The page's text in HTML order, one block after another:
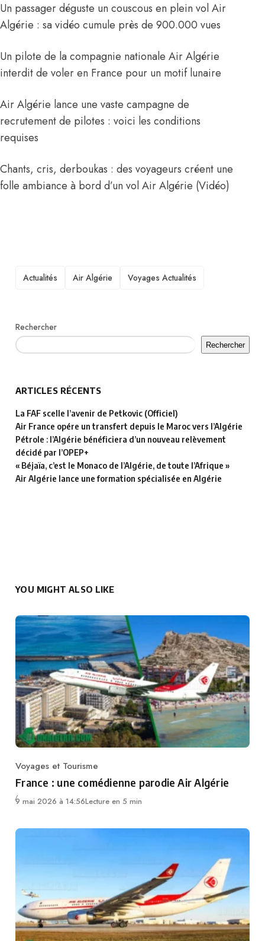
Un passager déguste un couscous en plein vol Air
Algérie : sa vidéo cumule près de 900.000 vues
Un pilote de la compagnie nationale Air Algérie
interdit de voler en France pour un motif lunaire
Air Algérie lance une vaste campagne de
recrutement de pilotes : voici les conditions
requises
Chants, cris, derboukas : des voyageurs créent une
folle ambiance à bord d’un vol Air Algérie (Vidéo)
TAGS
Actualités Air Algérie Voyages Actualités
Rechercher
Rechercher
ARTICLES RÉCENTS
La FAF scelle l’avenir de Petkovic (Officiel)
Air France opére un transfert depuis le Maroc vers l’Algérie
Pétrole : l’Algérie bénéficiera d’un nouveau relèvement
décidé par l’OPEP+
« Béjaïa, c’est le Monaco de l’Algérie, de toute l’Afrique »
Air Algérie lance une formation spécialisée en Algérie
YOU MIGHT ALSO LIKE
Category
Voyages et Tourisme
France : une comédienne parodie Air Algérie
9 mai 2026 à 14:56Lecture en 5 min